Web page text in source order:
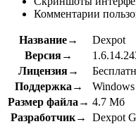
Комментарии
Название→
Dexpot
Версия→
Лицензия→
Поддержка→
Размер файла→ 4.7 Мб
Разработчик→
Dexpot